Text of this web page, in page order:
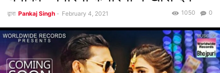
द्वारा Pankaj Singh - February 4, 2021 0
1050